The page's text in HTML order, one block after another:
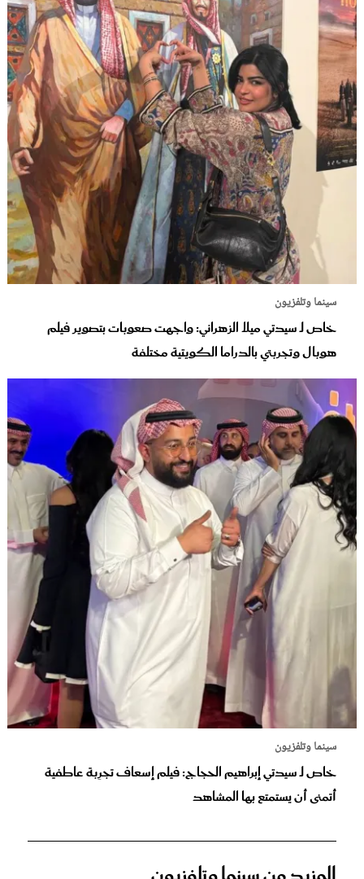
سينما وتلفزيون
خاص لـ سيدتي ميلا الزهراني: واجهت صعوبات بتصوير فيلم
هوبال وتجربتي بالدراما الكويتية مختلفة
سينما وتلفزيون
خاص لـ سيدتي إبراهيم الحجاج: فيلم إسعاف تجرِبة عاطفية
أتمنى أن يستمتع بها المشاهد